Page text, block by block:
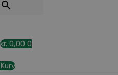
kr. 0,00 0
Kurv